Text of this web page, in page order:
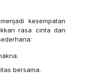
kesempatan
rasa cinta dan
bersama.